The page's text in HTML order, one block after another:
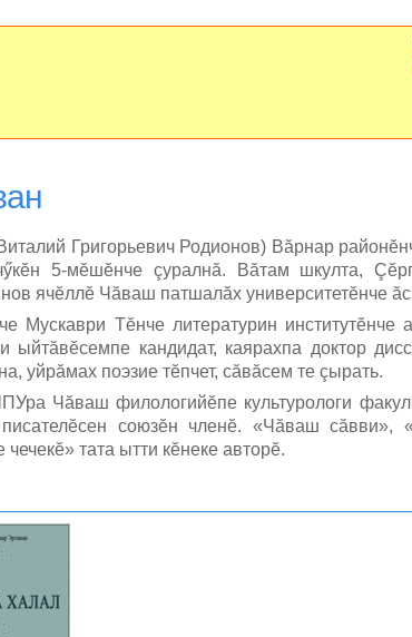
Григорьевич Родионов) Вăрнар
5-мĕшĕнче çуралнă. Вăтам шкулта,
ячĕллĕ Чăваш патшалăх университетĕнче ăс
Мускаври Тĕнче литературин институтĕнче
ыйтăвĕсемпе кандидат, каярахпа доктор
уйрăмах поэзие тĕпчет, сăвăсем те çырать.
Чăваш филологийĕпе культурологи
союзĕн членĕ. «Чăваш сăвви»,
тата ытти кĕнеке авторĕ.